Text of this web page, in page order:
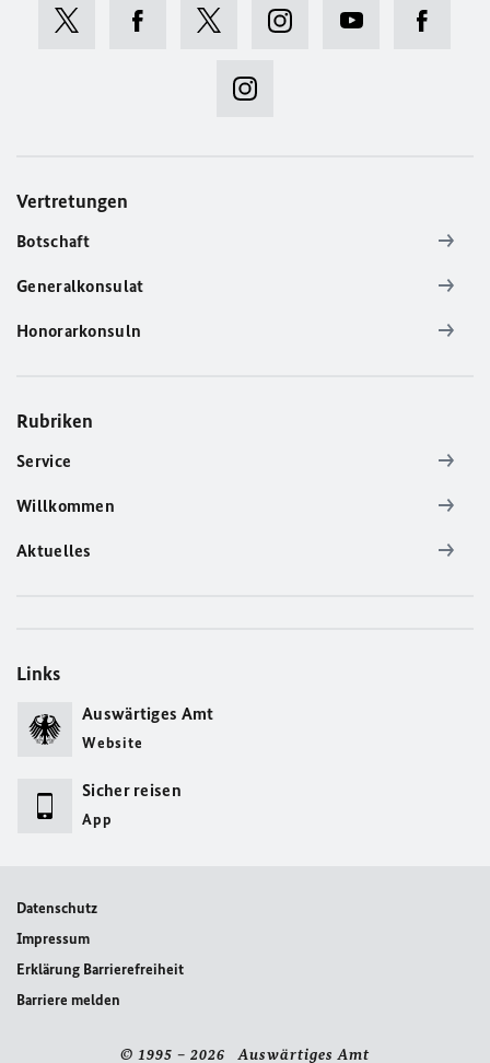
Vertretungen
Botschaft
Generalkonsulat
Honorarkonsuln
Rubriken
Service
Willkommen
Aktuelles
Links
Auswärtiges Amt
Website
Sicher reisen
App
Datenschutz
Impressum
Erklärung Barrierefreiheit
Barriere melden
© 1995 – 2026 Auswärtiges Amt